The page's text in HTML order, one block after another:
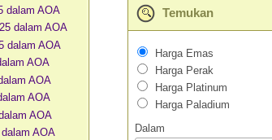
dalam AOA
dalam AOA
dalam AOA
AOA
AOA
AOA
AOA
AOA
Temukan
Harga Emas
Harga Perak
Harga Platinum
Harga Paladium
Dalam